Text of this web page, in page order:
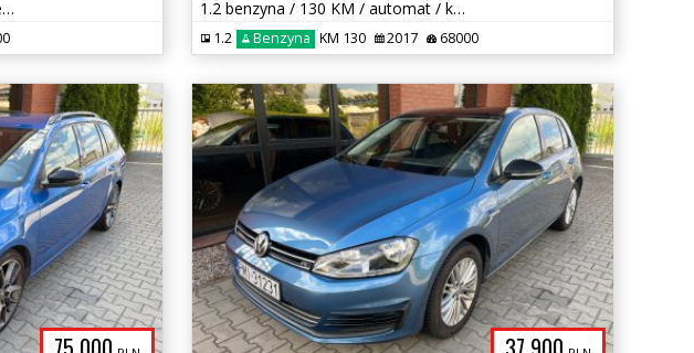
1.6 diesel / 99 KM / kamera / zarejestrowany w PL / zadbany / zamiana 1.2 benzyna / 130 KM / automat / kamera / zarej w PL / zamiana
1.2 Benzyna KM 130 2017 68000